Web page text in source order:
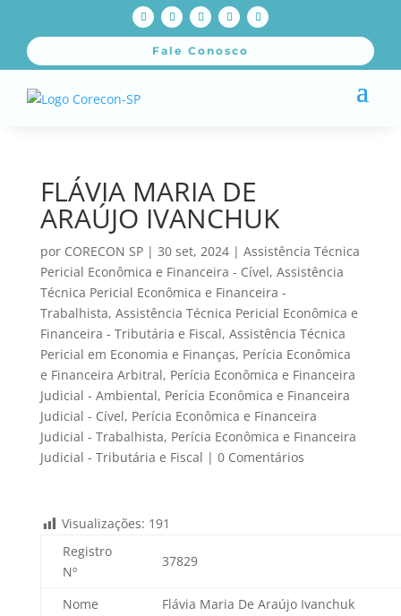
Fale Conosco
FLÁVIA MARIA DE
ARAÚJO IVANCHUK
por CORECON SP| 30 set, 2024| Assistência Técnica
Pericial Econômica e Financeira - Cível, Assistência
Técnica Pericial Econômica e Financeira -
Trabalhista, Assistência Técnica Pericial Econômica e
Financeira - Tributária e Fiscal, Assistência Técnica
Pericial em Economia e Finanças, Perícia Econômica
e Financeira Arbitral, Perícia Econômica e Financeira
Judicial - Ambiental, Perícia Econômica e Financeira
Judicial - Cível, Perícia Econômica e Financeira
Judicial - Trabalhista, Perícia Econômica e Financeira
Judicial - Tributária e Fiscal | 0 Comentários
Visualizações: 191
Registro
Nº
37829
Nome
Flávia Maria De Araújo Ivanchuk